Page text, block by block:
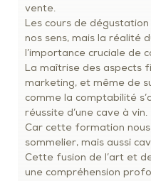
vente.
Les cours de
nos sens, mais la réalité
l’importance cruciale de
La maîtrise des aspects
marketing, et même de
comme la comptabilité
réussite d’une cave à vin.
Car cette formation
sommelier, mais aussi
Cette fusion de l’art et
une compréhension